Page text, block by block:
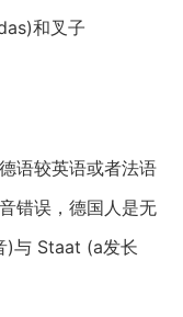
和叉子
语较英语或者法语
错误，德国人是无
)与 Staat (a发长